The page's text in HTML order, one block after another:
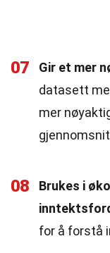
07 Gir et mer
datasett
mer
08
Brukes i
for å forstå